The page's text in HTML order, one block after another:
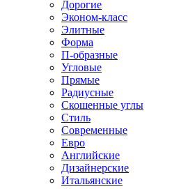
Дорогие
Эконом-класс
Элитные
Форма
П-образные
Угловые
Прямые
Радиусные
Скошенные углы
Стиль
Современные
Евро
Английские
Дизайнерские
Итальянские